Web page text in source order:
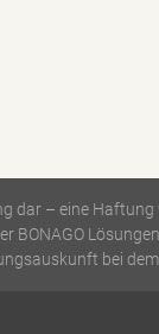
dar – eine
bei